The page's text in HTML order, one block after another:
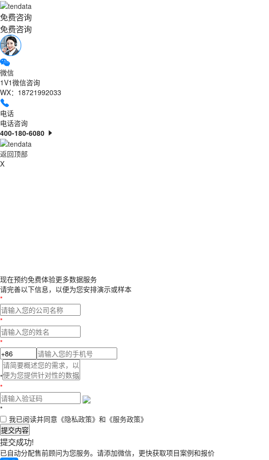
免费咨询
免费咨询
微信
1V1微信咨询
WX：18721992033
电话
电话咨询
400-180-6080
返回顶部
X
现在预约免费体验更多数据服务
请完善以下信息，以便为您安排演示或样本
*
*
*
*
*
*
我已阅读并同意 《隐私政策》 和 《服务政策》
提交内容
提交成功!
已自动分配售前顾问为您服务。请添加微信，更快获取项目案例和报价